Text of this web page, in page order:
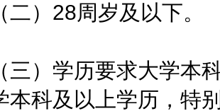
28周岁及以下。
学历要求大学本科
本科及以上学历，特